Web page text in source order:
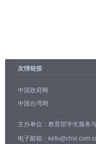
友情链接
中国政府网
中国台湾网
主办单位： 教育部学生服务
电子邮箱：